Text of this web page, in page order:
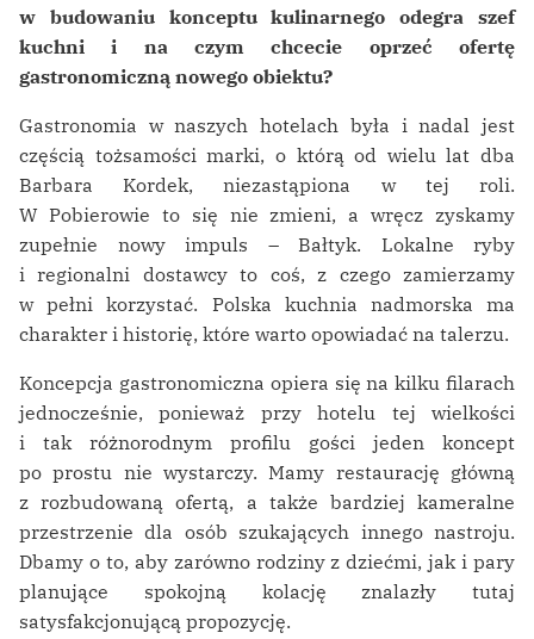
w budowaniu konceptu kulinarnego odegra szef
kuchni i na czym chcecie oprzeć ofertę
gastronomiczną nowego obiektu?
Gastronomia w naszych hotelach była i nadal jest
częścią tożsamości marki, o którą od wielu lat dba
Barbara Kordek, niezastąpiona w tej roli.
W Pobierowie to się nie zmieni, a wręcz zyskamy
zupełnie nowy impuls – Bałtyk. Lokalne ryby
i regionalni dostawcy to coś, z czego zamierzamy
w pełni korzystać. Polska kuchnia nadmorska ma
charakter i historię, które warto opowiadać na talerzu.
Koncepcja gastronomiczna opiera się na kilku filarach
jednocześnie, ponieważ przy hotelu tej wielkości
i tak różnorodnym profilu gości jeden koncept
po prostu nie wystarczy. Mamy restaurację główną
z rozbudowaną ofertą, a także bardziej kameralne
przestrzenie dla osób szukających innego nastroju.
Dbamy o to, aby zarówno rodziny z dziećmi, jak i pary
planujące spokojną kolację znalazły tutaj
satysfakcjonującą propozycję.